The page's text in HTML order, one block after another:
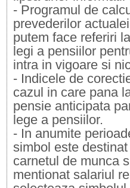
- Programul de
prevederilor
putem face referiri
legi a pensiilor
intra in vigoare si
- Indicele de
cazul in care pana
pensie anticipata
lege a pensiilor.
- In anumite
simbol este
carnetul de munca
mentionat salariul